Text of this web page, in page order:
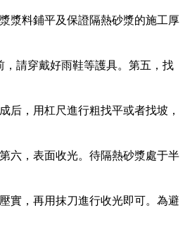
漿料鋪平及保證隔熱砂漿的施工厚
，請穿戴好雨鞋等護具。第五，找
后，用杠尺進行粗找平或者找坡，
六，表面收光。待隔熱砂漿處于半
實，再用抹刀進行收光即可。為避